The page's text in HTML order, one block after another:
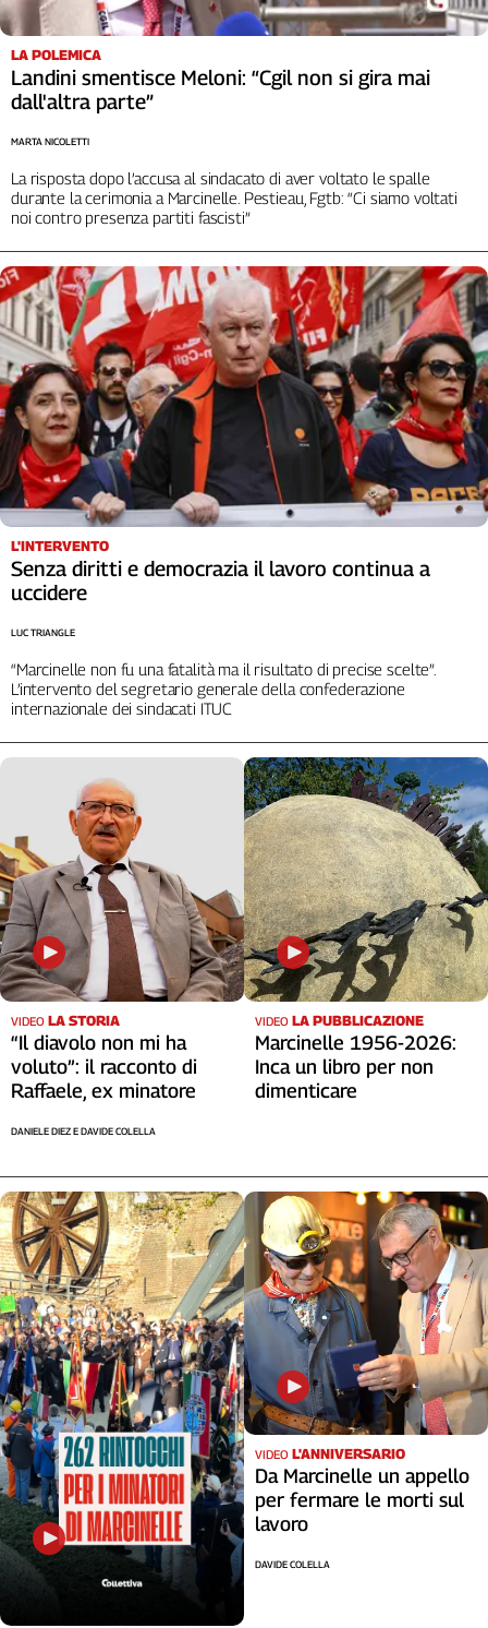
LA POLEMICA
Landini smentisce Meloni: “Cgil non si gira mai
dall'altra parte”
La risposta dopo l’accusa al sindacato di aver voltato le spalle
durante la cerimonia a Marcinelle. Pestieau, Fgtb: “Ci siamo voltati
noi contro presenza partiti fascisti”
MARTA NICOLETTI
L'INTERVENTO
Senza diritti e democrazia il lavoro continua a
uccidere
“Marcinelle non fu una fatalità ma il risultato di precise scelte”.
L’intervento del segretario generale della confederazione
internazionale dei sindacati ITUC
LUC TRIANGLE
VIDEO LA STORIA
“Il diavolo non mi ha
voluto”: il racconto di
Raffaele, ex minatore
DANIELE DIEZ E DAVIDE COLELLA
VIDEO LA PUBBLICAZIONE
Marcinelle 1956-2026:
Inca un libro per non
dimenticare
VIDEO L'ANNIVERSARIO
Da Marcinelle un appello
per fermare le morti sul
lavoro
DAVIDE COLELLA